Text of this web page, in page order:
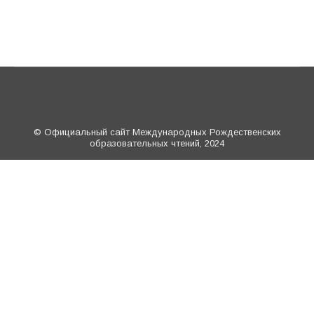
© Официальный сайт Международных Рождественских
образовательных чтений, 2024